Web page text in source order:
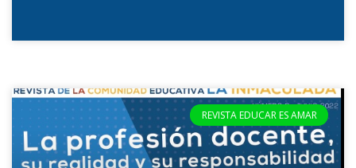
REVISTA EDUCAR ES AMAR